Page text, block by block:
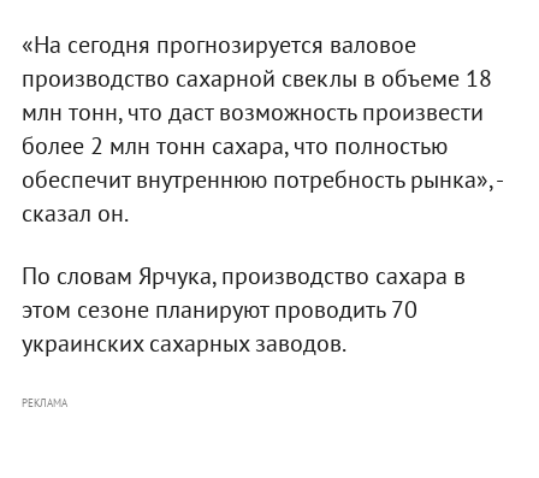
«На сегодня прогнозируется валовое
производство сахарной свеклы в объеме 18
млн тонн, что даст возможность произвести
более 2 млн тонн сахара, что полностью
обеспечит внутреннюю потребность рынка», -
сказал он.
По словам Ярчука, производство сахара в
этом сезоне планируют проводить 70
украинских сахарных заводов.
РЕКЛАМА